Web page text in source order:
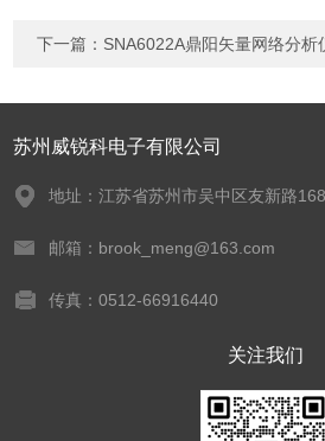
下一篇： SNA6022A鼎阳矢量网络分析
苏州威锐科电子有限公司
地址：江苏省苏州市吴中区友新路
邮箱：brook_meng@163.com
传真：0512-66916440
关注我们